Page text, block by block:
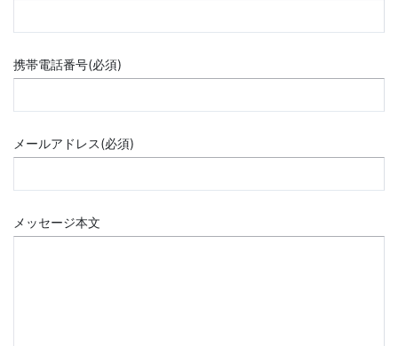
携帯電話番号(必須)
メールアドレス(必須)
メッセージ本文